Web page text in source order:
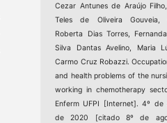
Cezar Antunes de Araújo
Teles de Oliveira Gouveia,
Roberta Dias Torres,
Silva Dantas Avelino, Maria
Carmo Cruz Robazzi.
and health problems of the
working in chemotherapy
Enferm UFPI [Internet]. 4º de
de 2020 [citado 8º de